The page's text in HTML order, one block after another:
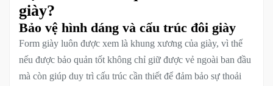
giày?
Bảo vệ hình dáng và cấu trúc đôi giày
Form giày luôn được xem là khung xương của giày, vì thế
nếu được bảo quản tốt không chỉ giữ được vẻ ngoài ban đầu
mà còn giúp duy trì cấu trúc cần thiết để đảm bảo sự thoải